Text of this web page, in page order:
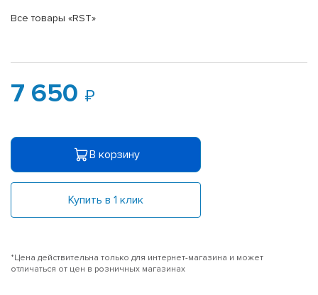
Все товары «RST»
7 650
В корзину
Купить в 1 клик
*Цена действительна только для интернет-магазина и может
отличаться от цен в розничных магазинах